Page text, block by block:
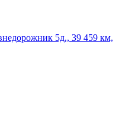
5д., 39 459 км,